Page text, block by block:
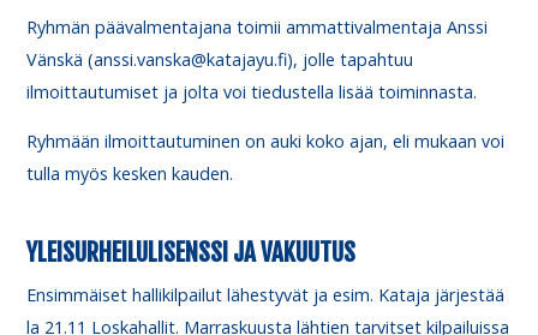
Ryhmän päävalmentajana toimii ammattivalmentaja Anssi
Vänskä (anssi.vanska@katajayu.fi), jolle tapahtuu
ilmoittautumiset ja jolta voi tiedustella lisää toiminnasta.
Ryhmään ilmoittautuminen on auki koko ajan, eli mukaan voi
tulla myös kesken kauden.
YLEISURHEILULISENSSI JA VAKUUTUS
Ensimmäiset hallikilpailut lähestyvät ja esim. Kataja järjestää
la 21.11 Loskahallit. Marraskuusta lähtien tarvitset kilpailuissa